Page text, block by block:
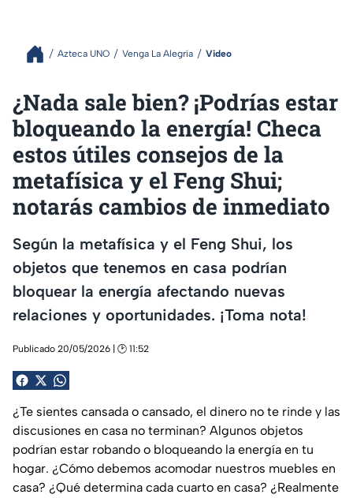
Azteca UNO Venga La Alegría Video
¿Nada sale bien? ¡Podrías estar
bloqueando la energía! Checa
estos útiles consejos de la
metafísica y el Feng Shui;
notarás cambios de inmediato
Según la metafísica y el Feng Shui, los
objetos que tenemos en casa podrían
bloquear la energía afectando nuevas
relaciones y oportunidades. ¡Toma nota!
Publicado 20/05/2026 | 🕑 11:52
¿Te sientes cansada o cansado, el dinero no te rinde y las
discusiones en casa no terminan? Algunos objetos
podrían estar robando o bloqueando la energía en tu
hogar. ¿Cómo debemos acomodar nuestros muebles en
casa? ¿Qué determina cada cuarto en casa? ¿Realmente